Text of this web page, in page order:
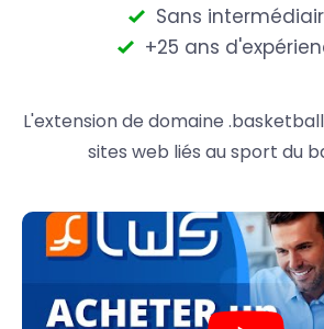
Sans
+25 ans
L'extension de domaine
sites web liés au sport du